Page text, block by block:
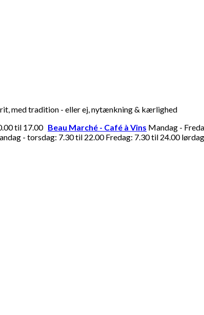
med tradition - eller ej, nytænkning & kærlighed
til 17.00 Beau Marché - Café à Vins Mandag -
- torsdag: 7.30 til 22.00 Fredag: 7.30 til 24.00